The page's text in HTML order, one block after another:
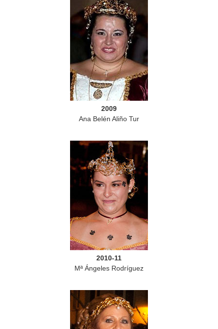
2009
Ana Belén Aliño Tur
2010-11
Mª Ángeles Rodríguez